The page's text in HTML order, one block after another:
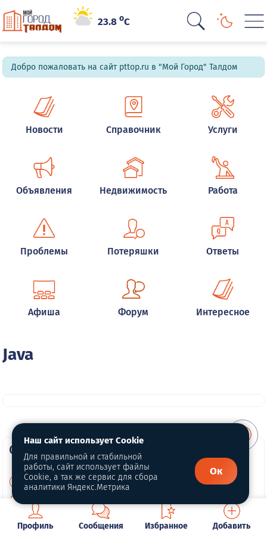
23.8oC
Добро пожаловать на сайт pttop.ru в "Мой Город" Талдом
Новости Справочник Услуги
Объявления Недвижимость Работа
Проблемы Потеряшки Ответы
Афиша Форум Интересное
Java
О портале
О нас
Политика конфиденциальности
Обработка персональных данных
Профиль Сообщения Избранное Добавить
Наш сайт использует Cookie
Для правильной и стабильной
работы, сайт использует файлы
Cookie, а так же сервис для сбора
аналитики Яндекс.Метрика
Ок